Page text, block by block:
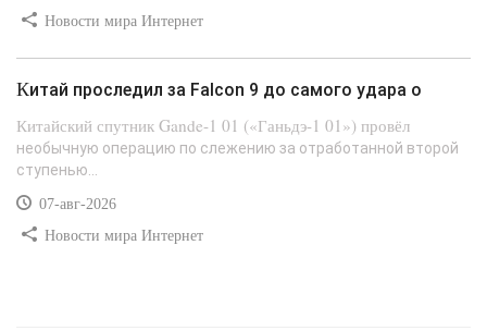
Новости мира Интернет
Китай проследил за Falcon 9 до самого удара о
Китайский спутник Gande-1 01 («Ганьдэ-1 01») провёл
необычную операцию по слежению за отработанной второй
ступенью...
07-авг-2026
Новости мира Интернет